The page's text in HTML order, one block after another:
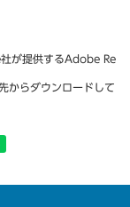
が提供するAdobe Re
からダウンロードして